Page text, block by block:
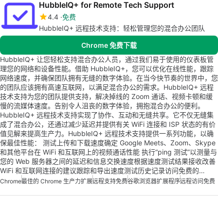
HubbleIQ+ for Remote Tech Support
4.4 免费
HubbleIQ+ 远程技术支持：轻松管理您的混合办公团队
Chrome 免费下载
HubbleIQ+ 让您轻松支持混合办公人员，通过我们易于使用的仪表板管
理您的网络和设备性能。借助 HubbleIQ+，您可以优化在线性能，跟踪
网络速度，并确保团队拥有无缝的数字体验。在当今快节奏的世界中，您
的团队应该拥有高速互联网，以满足混合办公的需求。HubbleIQ+ 远程
技术支持为您的团队提供支持，解决掉线的 Zoom 通话、视频卡顿和缓
慢的流媒体速度。告别令人沮丧的数字体验，拥抱混合办公的便利。
HubbleIQ+ 远程技术支持实现了协作、互动和无缝共享。它不仅无缝集
成了混合办公，还通过减少延迟并提供有关 WiFi 连接和 ISP 状态的有价
值见解来提高生产力。HubbleIQ+ 远程技术支持提供一系列功能，以确
保最佳性能：️ 测试上传和下载速度确定 Google Meets、Zoom、Skype
和其他平台在 WiFi 和互联网上的视频通话性能️ 执行“ping 测试”以测量与
您的 Web 服务器之间的延迟和信息交换速度根据速度测试结果接收改善
WiFi 和互联网连接的建议跟踪和导出速度测试历史记录访问免费的…
Chrome最佳的 Chrome 生产力扩展远程支持免费谷歌浏览器扩展程序远程访问免费